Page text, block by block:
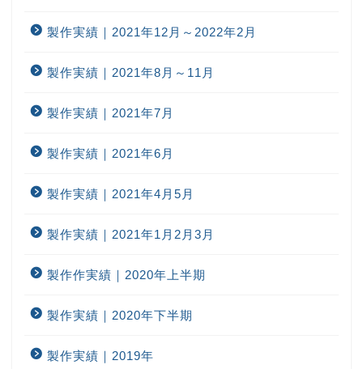
製作実績｜2021年12月～2022年2月
製作実績｜2021年8月～11月
製作実績｜2021年7月
製作実績｜2021年6月
製作実績｜2021年4月5月
製作実績｜2021年1月2月3月
製作作実績｜2020年上半期
製作実績｜2020年下半期
製作実績｜2019年